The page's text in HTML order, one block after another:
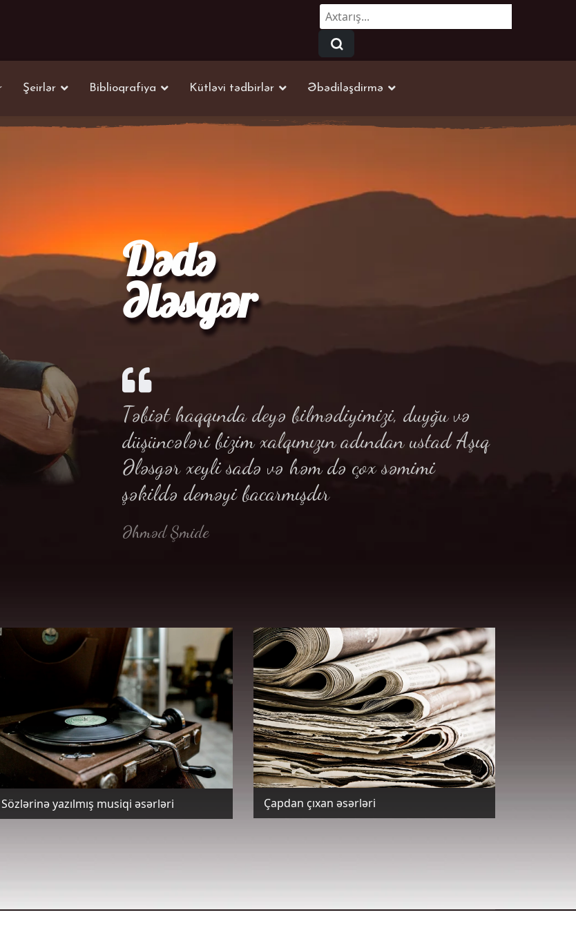
Axtarmaq...
Şeirlər Biblioqrafiya Kütləvi tədbirlər Əbədiləşdirmə
Dədə
Ələsgər
Təbiət haqqında deyə bilmədiyimizi, duyğu və
düşüncələri bizim xalqımızın adından ustad Aşıq
Ələsgər xeyli sadə və həm də çox səmimi
şəkildə deməyi bacarmışdır
Əhməd Şmide
Sözlərinə yazılmış musiqi əsərləri Çapdan çıxan əsərləri